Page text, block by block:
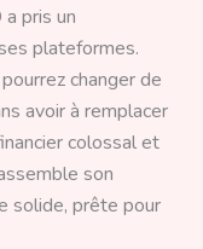
pris un
plateformes.
changer de
avoir à remplacer
colossal et
son
solide, prête pour